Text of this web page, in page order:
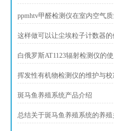
ppmhtv甲醛检测仪在室内空气
这样做可以让尘埃粒子计数器
白俄罗斯AT1123辐射检测仪的
挥发性有机物检测仪的维护与
斑马鱼养殖系统产品介绍
总结关于斑马鱼养殖系统的养殖